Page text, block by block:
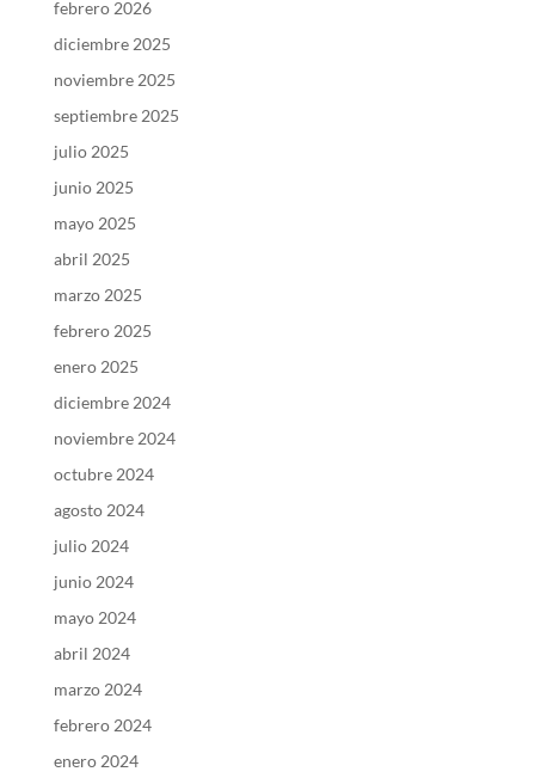
febrero 2026
diciembre 2025
noviembre 2025
septiembre 2025
julio 2025
junio 2025
mayo 2025
abril 2025
marzo 2025
febrero 2025
enero 2025
diciembre 2024
noviembre 2024
octubre 2024
agosto 2024
julio 2024
junio 2024
mayo 2024
abril 2024
marzo 2024
febrero 2024
enero 2024